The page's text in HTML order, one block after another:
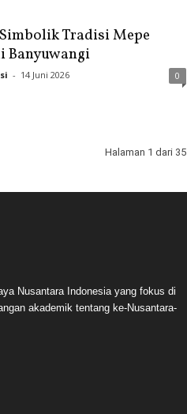
Tradisi Mepe
Banyuwangi
- 14 Juni 2026 0
Halaman 1 dari 35
Nusantara Indonesia yang fokus di
akademik tentang ke-Nusantara-